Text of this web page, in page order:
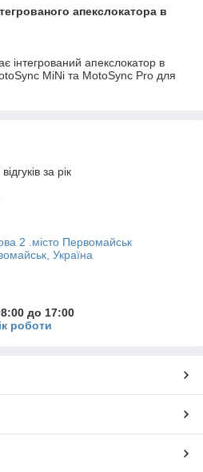
апекслокатора в
інтегрований апекслокатор в
MiNi та MotoSync Pro для
за рік
2 .місто Первомайськ
Україна
до 17:00
роботи